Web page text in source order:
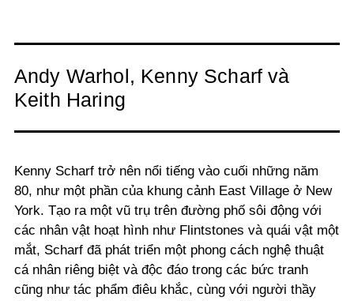
Andy Warhol, Kenny Scharf và
Keith Haring
Kenny Scharf trở nên nổi tiếng vào cuối những năm
80, như một phần của khung cảnh East Village ở New
York. Tạo ra một vũ trụ trên đường phố sôi động với
các nhân vật hoạt hình như Flintstones và quái vật một
mắt, Scharf đã phát triển một phong cách nghệ thuật
cá nhân riêng biệt và độc đáo trong các bức tranh
cũng như tác phẩm điêu khắc, cùng với người thầy